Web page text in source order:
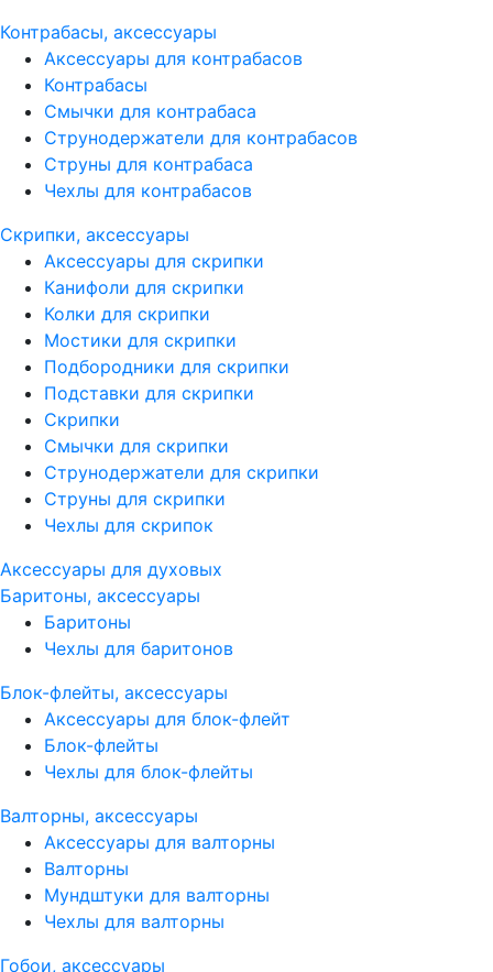
Контрабасы, аксессуары
Аксессуары для контрабасов
Контрабасы
Смычки для контрабаса
Струнодержатели для контрабасов
Струны для контрабаса
Чехлы для контрабасов
Скрипки, аксессуары
Аксессуары для скрипки
Канифоли для скрипки
Колки для скрипки
Мостики для скрипки
Подбородники для скрипки
Подставки для скрипки
Скрипки
Смычки для скрипки
Струнодержатели для скрипки
Струны для скрипки
Чехлы для скрипок
Аксессуары для духовых
Баритоны, аксессуары
Баритоны
Чехлы для баритонов
Блок-флейты, аксессуары
Аксессуары для блок-флейт
Блок-флейты
Чехлы для блок-флейты
Валторны, аксессуары
Аксессуары для валторны
Валторны
Мундштуки для валторны
Чехлы для валторны
Гобои, аксессуары